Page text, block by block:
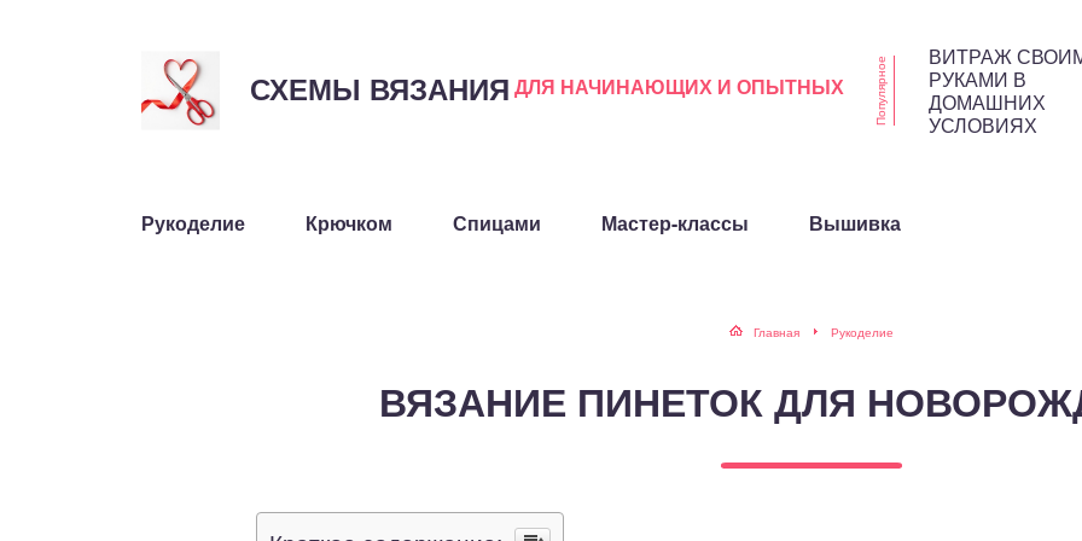
СХЕМЫ ВЯЗАНИЯ ДЛЯ НАЧИНАЮЩИХ И ОПЫТНЫХ Популярное
ВИТРАЖ
РУКАМИ В
ДОМАШНИХ
УСЛОВИЯХ
Рукоделие Крючком Спицами Мастер-классы Вышивка
Главная Рукоделие
ВЯЗАНИЕ ПИНЕТОК ДЛЯ